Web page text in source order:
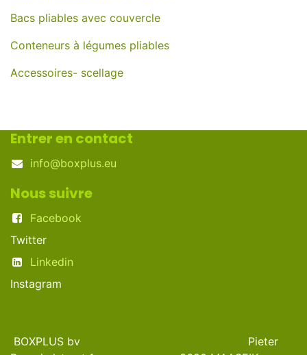
Bacs pliables avec couvercle
Conteneurs à légumes pliables
Accessoires- scellage
Entrer en contact
info@boxplus.eu
Nous suivre
Facebook
Twitter
Linkedin
Instagram
BOXPLUS bv Pieter